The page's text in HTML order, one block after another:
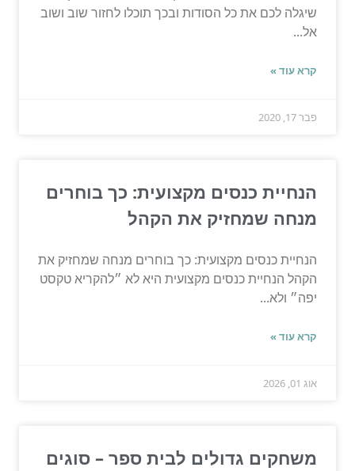
שיגלה לכם את כל הסודות ובכך תוכלו לחזור שוב ושוב
אל...
קרא עוד »
פבר 17, 2020
הנחיית כנסים מקצועית: כך בוחרים
מנחה שמחזיק את הקהל
הנחיית כנסים מקצועית: כך בוחרים מנחה שמחזיק את
הקהל הנחיית כנסים מקצועית היא לא ״להקריא טקסט
יפה״ ולא...
קרא עוד »
אוג 01, 2026
משחקים גדולים לבית ספר – סוגים